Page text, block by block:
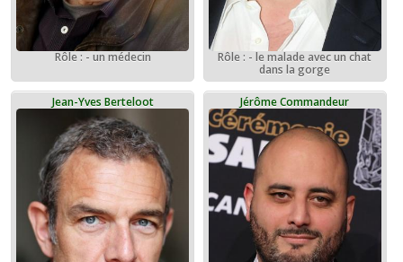
Rôle : - un médecin
Rôle : - le malade avec un chat
dans la gorge
Jean-Yves Berteloot Jérôme Commandeur